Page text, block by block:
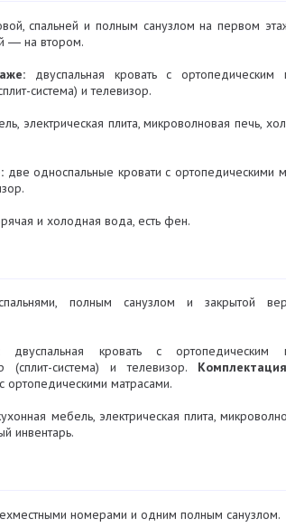
спальней и полным санузлом на первом
― на втором.
двуспальная кровать с ортопедическим
система) и телевизор.
электрическая плита, микроволновая печь,
две односпальные кровати с ортопедическими
и холодная вода, есть фен.
полным санузлом и закрытой
двуспальная кровать с ортопедическим
система) и телевизор.
матрасами.
мебель, электрическая плита,
инвентарь.
номерами и одним полным санузлом.